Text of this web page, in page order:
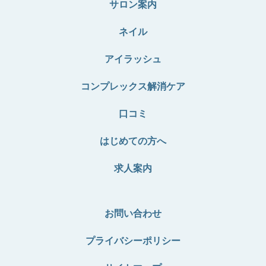
サロン案内
ネイル
アイラッシュ
コンプレックス解消ケア
口コミ
はじめての方へ
求人案内
お問い合わせ
プライバシーポリシー